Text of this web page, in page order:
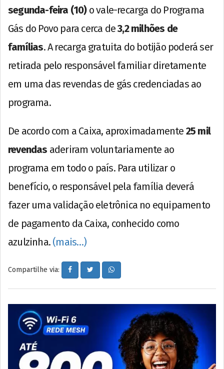
segunda-feira (10)o vale-recarga do Programa
Gás do Povo para cerca de3,2 milhões de
famílias. A recarga gratuita do botijão poderá ser
retirada pelo responsável familiar diretamente
em uma das revendas de gás credenciadas ao
programa.
De acordo com a Caixa, aproximadamente 25 mil
revendas aderiram voluntariamente ao
programa em todo o país. Para utilizar o
benefício, o responsável pela família deverá
fazer uma validação eletrônica no equipamento
de pagamento da Caixa, conhecido como
azulzinha. (mais…)
Compartilhe via: